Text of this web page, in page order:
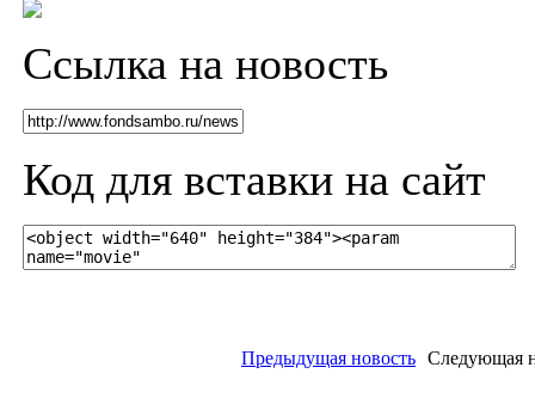
Ссылка на новость
Код для вставки на сайт
Предыдущая новость Следующая